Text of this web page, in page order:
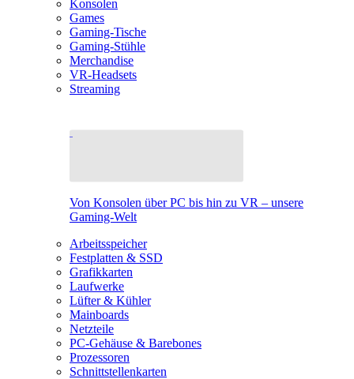
Konsolen
Games
Gaming-Tische
Gaming-Stühle
Merchandise
VR-Headsets
Streaming
Von Konsolen über PC bis hin zu VR – unsere
Gaming-Welt
Arbeitsspeicher
Festplatten & SSD
Grafikkarten
Laufwerke
Lüfter & Kühler
Mainboards
Netzteile
PC-Gehäuse & Barebones
Prozessoren
Schnittstellenkarten